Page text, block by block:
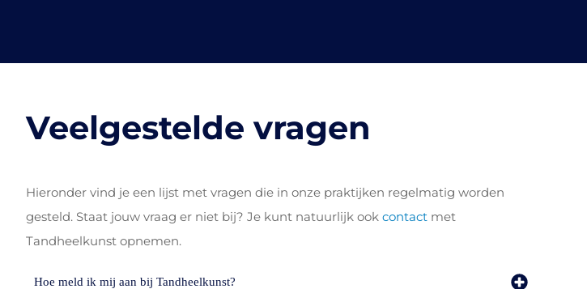
Veelgestelde vragen
Hieronder vind je een lijst met vragen die in onze praktijken regelmatig worden
gesteld. Staat jouw vraag er niet bij? Je kunt natuurlijk ook contact met
Tandheelkunst opnemen.
Hoe meld ik mij aan bij Tandheelkunst?